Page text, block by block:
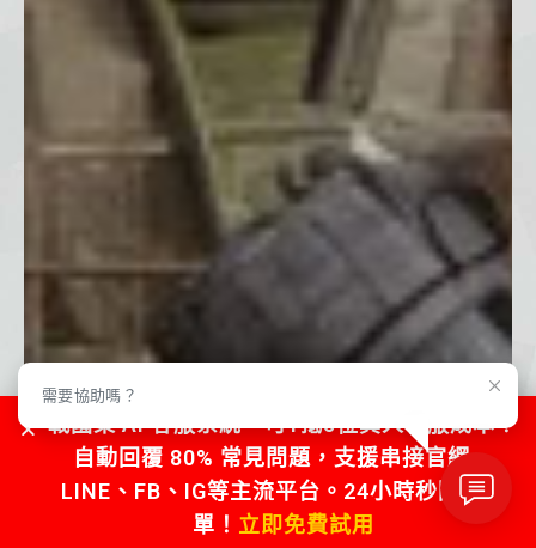
需要協助嗎？
戰國策 AI 客服系統，可1抵5位真人客服成本！
自動回覆 80% 常見問題，支援串接官網、
LINE、FB、IG等主流平台。24小時秒回不漏
單！ 立即免費試用